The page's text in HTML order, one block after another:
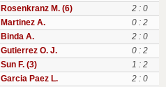
Rosenkranz M. (6)
2 : 0
Martinez A.
0 : 2
Binda A.
2 : 0
Gutierrez O. J.
0 : 2
Sun F. (3)
1 : 2
Garcia Paez L. 2 : 0